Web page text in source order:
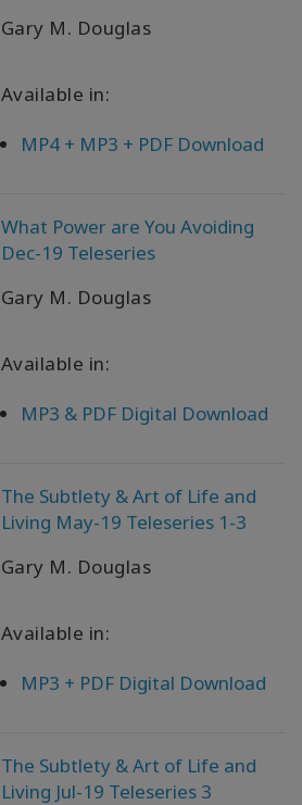
Gary M. Douglas
Available in:
MP4 + MP3 + PDF Download
What Power are You Avoiding
Dec-19 Teleseries
Gary M. Douglas
Available in:
MP3 & PDF Digital Download
The Subtlety & Art of Life and
Living May-19 Teleseries 1-3
Gary M. Douglas
Available in:
MP3 + PDF Digital Download
The Subtlety & Art of Life and
Living Jul-19 Teleseries 3